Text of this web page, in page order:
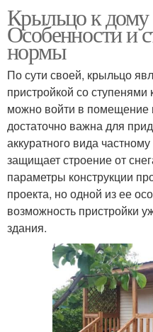
Крыльцо к
Особенности и
нормы
По сути своей, крыльцо
пристройкой со
можно войти в помещение
достаточно важна для
аккуратного вида
защищает строение от
параметры конструкции
проекта, но одной из ее
возможность пристройки
здания.